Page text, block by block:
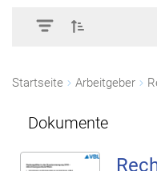
Startseite Arbeitgeber
Dokumente